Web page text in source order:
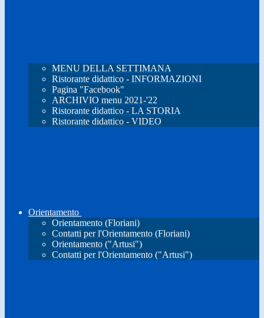
MENU DELLA SETTIMANA
Ristorante didattico - INFORMAZIONI
Pagina "Facebook"
ARCHIVIO menu 2021-'22
Ristorante didattico - LA STORIA
Ristorante didattico - VIDEO
Orientamento
Orientamento (Floriani)
Contatti per l'Orientamento (Floriani)
Orientamento ("Artusi")
Contatti per l'Orientamento ("Artusi")